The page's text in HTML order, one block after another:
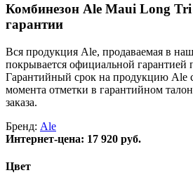
Комбинезон Ale Maui Long Tri
гарантии
Вся продукция Ale, продаваемая в
покрывается официальной гарантией
Гарантийный срок на продукцию Ale
момента отметки в гарантийном
заказа.
Бренд: Ale
Интернет-цена: 17 920 руб.
Цвет